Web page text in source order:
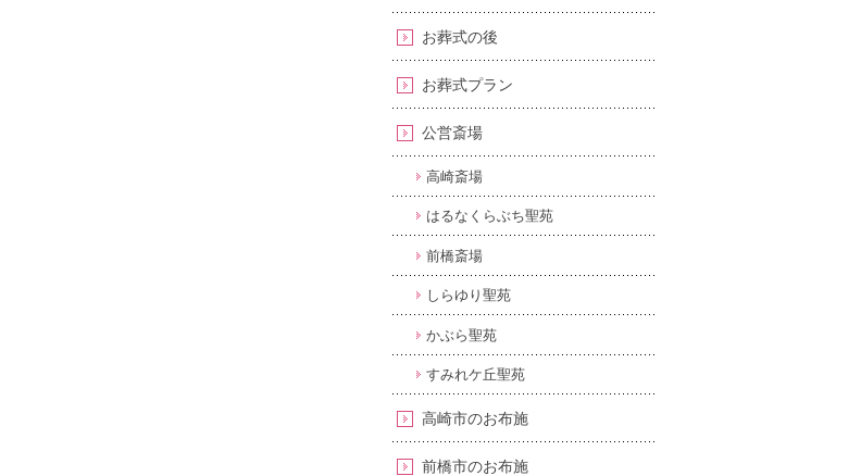
お葬式の後
お葬式プラン
公営斎場
高崎斎場
はるなくらぶち聖苑
前橋斎場
しらゆり聖苑
かぶら聖苑
すみれケ丘聖苑
高崎市のお布施
前橋市のお布施